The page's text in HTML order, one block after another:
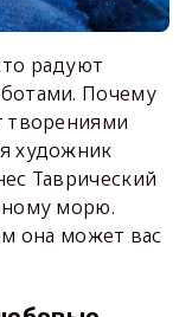
радуют
Почему
творениями
художник
Таврический
морю.
она может вас